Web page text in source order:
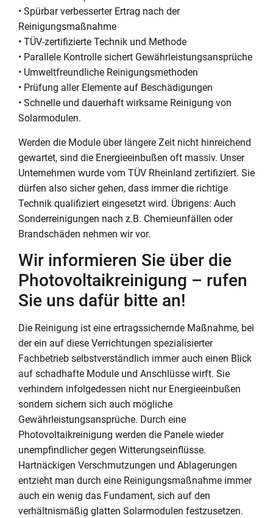
• Spürbar verbesserter Ertrag nach der
Reinigungsmaßnahme
• TÜV-zertifizierte Technik und Methode
• Parallele Kontrolle sichert Gewährleistungsansprüche
• Umweltfreundliche Reinigungsmethoden
• Prüfung aller Elemente auf Beschädigungen
• Schnelle und dauerhaft wirksame Reinigung von
Solarmodulen.
Werden die Module über längere Zeit nicht hinreichend
gewartet, sind die Energieeinbußen oft massiv. Unser
Unternehmen wurde vom TÜV Rheinland zertifiziert. Sie
dürfen also sicher gehen, dass immer die richtige
Technik qualifiziert eingesetzt wird. Übrigens: Auch
Sonderreinigungen nach z.B. Chemieunfällen oder
Brandschäden nehmen wir vor.
Wir informieren Sie über die
Photovoltaikreinigung – rufen
Sie uns dafür bitte an!
Die Reinigung ist eine ertragssichernde Maßnahme, bei
der ein auf diese Verrichtungen spezialisierter
Fachbetrieb selbstverständlich immer auch einen Blick
auf schadhafte Module und Anschlüsse wirft. Sie
verhindern infolgedessen nicht nur Energieeinbußen
sondern sichern sich auch mögliche
Gewährleistungsansprüche. Durch eine
Photovoltaikreinigung werden die Panele wieder
unempfindlicher gegen Witterungseinflüsse.
Hartnäckigen Verschmutzungen und Ablagerungen
entzieht man durch eine Reinigungsmaßnahme immer
auch ein wenig das Fundament, sich auf den
verhältnismäßig glatten Solarmodulen festzusetzen.